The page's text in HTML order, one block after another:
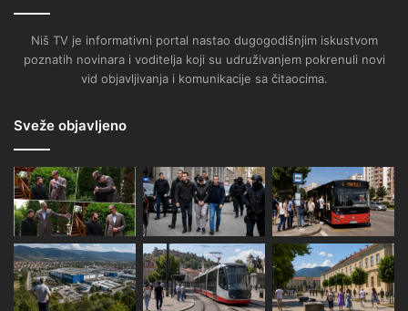
Niš TV je informativni portal nastao dugogodišnjim iskustvom
poznatih novinara i voditelja koji su udruživanjem pokrenuli novi
vid objavljivanja i komunikacije sa čitaocima.
Sveže objavljeno